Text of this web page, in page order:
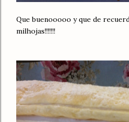
Que buenooooo y que de
milhojas!!!!!!!